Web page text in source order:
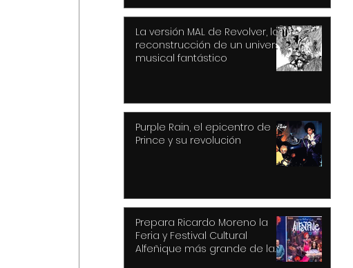
La versión MAL de Revolver, la
reconstrucción de un universo
musical fantástico
Purple Rain, el epicentro de
Prince y su revolución
Prepara Ricardo Moreno la
Feria y Festival Cultural
Alfeñique más grande de la